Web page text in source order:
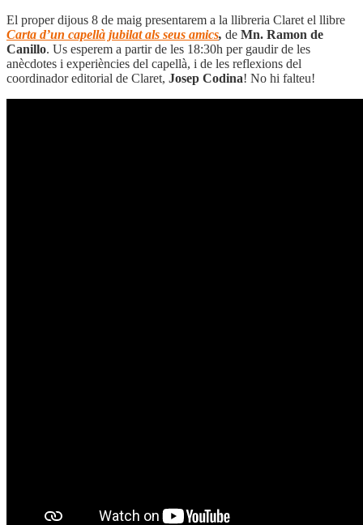
El proper dijous 8 de maig presentarem a la llibreria Claret el llibre
Carta d’un capellà jubilat als seus amics, de Mn. Ramon de
Canillo. Us esperem a partir de les 18:30h per gaudir de les
anècdotes i experiències del capellà, i de les reflexions del
coordinador editorial de Claret, Josep Codina! No hi falteu!